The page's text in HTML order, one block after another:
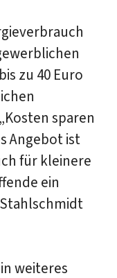
zu 40 Euro
sparen
Angebot ist
für kleinere
ein
weiteres